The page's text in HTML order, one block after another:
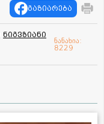
გაზიარება
ნიგვზიანი
ნანახია:
8229